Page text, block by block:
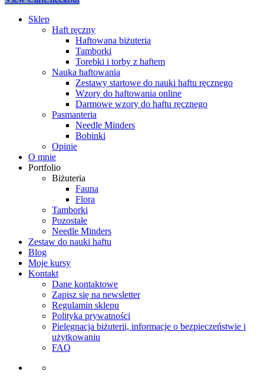
Sklep
Haft ręczny
Haftowana biżuteria
Tamborki
Torebki i torby z haftem
Nauka haftowania
Zestawy startowe do nauki haftu ręcznego
Wzory do haftowania online
Darmowe wzory do haftu ręcznego
Pasmanteria
Needle Minders
Bobinki
Opinie
O mnie
Portfolio
Biżuteria
Fauna
Flora
Tamborki
Pozostałe
Needle Minders
Zestaw do nauki haftu
Blog
Moje kursy
Kontakt
Dane kontaktowe
Zapisz się na newsletter
Regulamin sklepu
Polityka prywatności
Pielęgnacja biżuterii, informacje o bezpieczeństwie i
użytkowaniu
FAQ